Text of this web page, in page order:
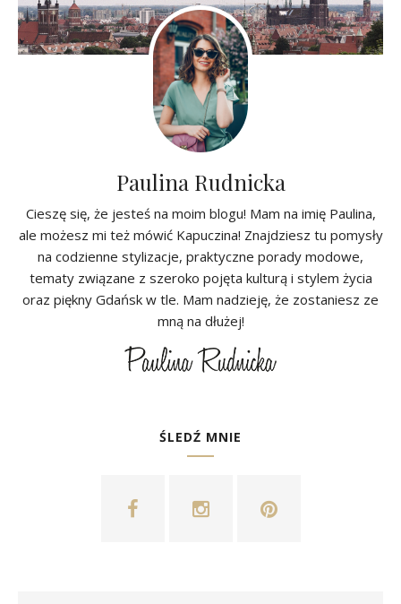
Paulina Rudnicka
Cieszę się, że jesteś na moim blogu! Mam na imię Paulina,
ale możesz mi też mówić Kapuczina! Znajdziesz tu pomysły
na codzienne stylizacje, praktyczne porady modowe,
tematy związane z szeroko pojęta kulturą i stylem życia
oraz piękny Gdańsk w tle. Mam nadzieję, że zostaniesz ze
mną na dłużej!
ŚLEDŹ MNIE